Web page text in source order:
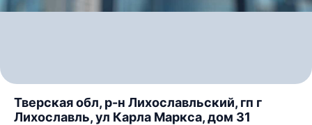
Тверская обл, р-н Лихославльский, гп г
Лихославль, ул Карла Маркса, дом 31